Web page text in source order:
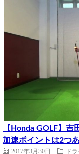
【Honda GOLF】
加速ポイントは2つ
2017年3月30日 ド